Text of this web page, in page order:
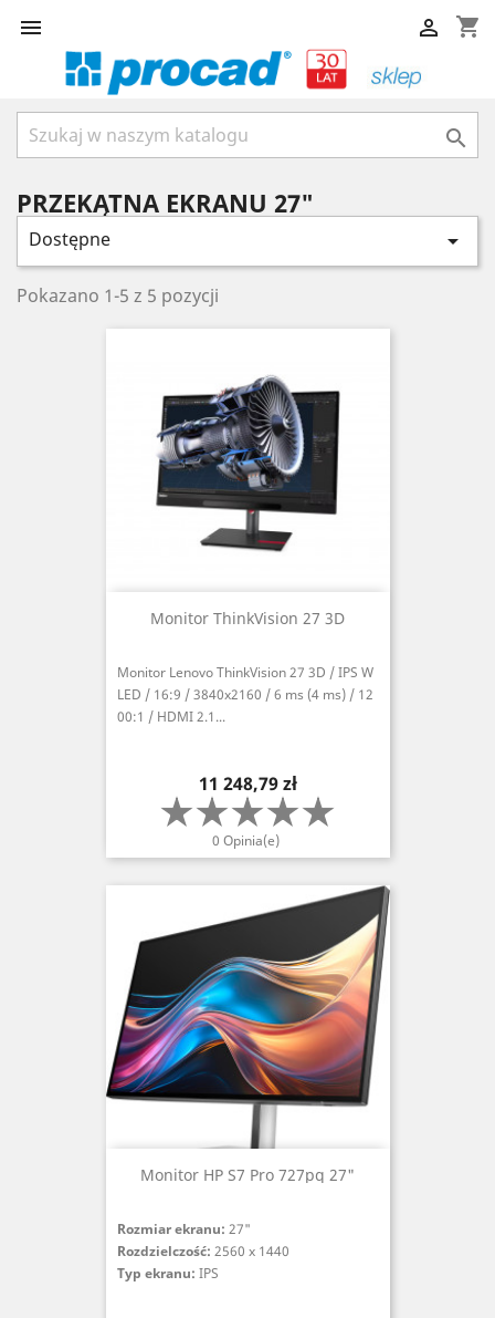
 shopping_cart


PRZEKĄTNA EKRANU 27"
Dostępne 
Pokazano 1-5 z 5 pozycji
Monitor ThinkVision 27 3D
Monitor Lenovo ThinkVision 27 3D / IPS W
LED / 16:9 / 3840x2160 / 6 ms (4 ms) / 12
00:1 / HDMI 2.1...
Cena
11 248,79 zł
0 Opinia(e)
Monitor HP S7 Pro 727pq 27"
Rozmiar ekranu: 27"
Rozdzielczość: 2560 x 1440
Typ ekranu: IPS